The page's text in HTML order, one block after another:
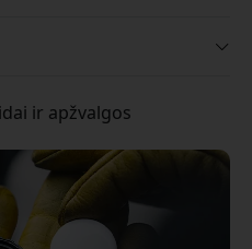
ir apžvalgos